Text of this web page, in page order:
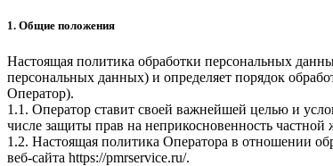
1. Общие положения
Настоящая политика обработки персональных
персональных данных) и определяет порядок
Оператор).
1.1. Оператор ставит своей важнейшей целью и
числе защиты прав на неприкосновенность
1.2. Настоящая политика Оператора в отношении
веб-сайта https://pmrservice.ru/.